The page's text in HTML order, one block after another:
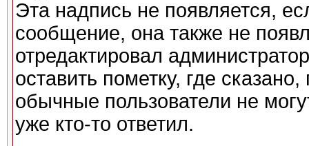
Эта надпись не появляется,
сообщение, она также не
отредактировал
оставить пометку, где
обычные пользователи не
уже кто-то ответил.